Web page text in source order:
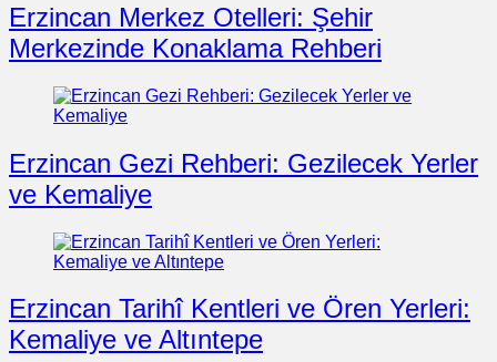
Erzincan Merkez Otelleri: Şehir
Merkezinde Konaklama Rehberi
Erzincan Gezi Rehberi: Gezilecek Yerler
ve Kemaliye
Erzincan Tarihî Kentleri ve Ören Yerleri:
Kemaliye ve Altıntepe